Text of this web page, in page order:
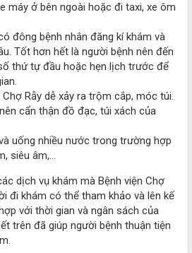
máy ở bên ngoài hoặc đi taxi, xe ôm
đông bệnh nhân đăng kí khám và
Tốt hơn hết là người bệnh nên đến
thứ tự đầu hoặc hẹn lịch trước để
Rẫy dễ xảy ra trộm cắp, móc túi.
cẩn thận đồ đạc, túi xách của
uống nhiều nước trong trường hợp
siêu âm,…
dịch vụ khám mà Bệnh viện Chợ
đi khám có thể tham khảo và lên kế
với thời gian và ngân sách của
trên đã giúp người bệnh thuận tiện